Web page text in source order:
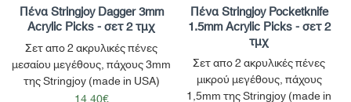
Πένα Stringjoy Dagger 3mm
Acrylic Picks - σετ 2 τμχ
Σετ απο 2 ακρυλικές πένες
μεσαίου μεγέθους, πάχους 3mm
της Stringjoy (made in USA)
Πένα Stringjoy Pocketknife
1.5mm Acrylic Picks - σετ 2
τμχ
Σετ απο 2 ακρυλικές πένες
μικρού μεγέθους, πάχους
1,5mm της Stringjoy (made in